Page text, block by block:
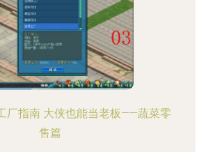
厂指南 大侠也能当老板——蔬菜零
售篇